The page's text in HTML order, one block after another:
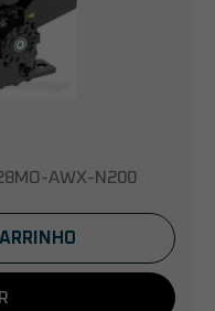
AWX-N200